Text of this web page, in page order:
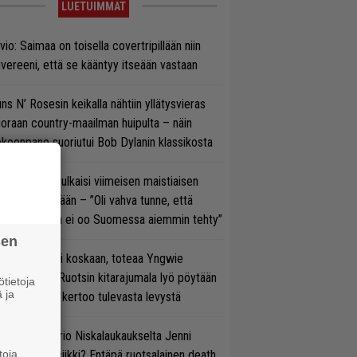
LUETUIMMAT
Saimaa on toisella covertripillään niin
että se kääntyy itseään vastaan
N’ Rosesin keikalla nähtiin yllätysvieras
country-maailman huipulta – näin
suoriutui Bob Dylanin klassikosta
Annala julkaisi viimeisen maistiaisen
– ”Oli vahva tunne, että
musaa ei oo Suomessa aiemmin tehty”
on nyt tai ei koskaan, toteaa Yngwie
– Ruotsin kitarajumala lyö pöytään
biisin ja kertoo tulevasta levystä
taipuu Trio Niskalaukaukselta Jenni
ja